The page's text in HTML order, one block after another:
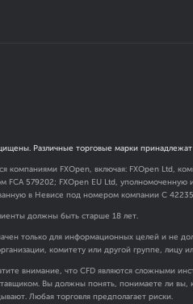
Различные торговые марки
компаниями FXOpen, включая: FXOpen Ltd,
FCA 579202; FXOpen EU Ltd,
в Невисе под номером компании C
должны быть старше 18 лет.
только для информационных целей и не
комитету или другой группе, лицу
внимание, что CFD являются сложными
Вы должны понять, понимаете ли
Любая торговля предполагает риски.